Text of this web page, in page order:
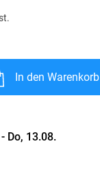
In den Warenkorb
Do, 13.08.